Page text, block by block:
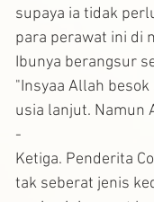
supaya ia tidak
para perawat ini di
Ibunya berangsur
"Insyaa Allah
usia lanjut. Namun
-
Ketiga. Penderita
tak seberat jenis